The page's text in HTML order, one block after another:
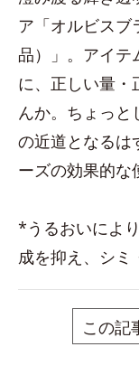
ア「オルビスブ
品）」。アイテ
に、正しい量・
んか。ちょっ
の近道となるは
ーズの効果的な
*うるおいによ
成を抑え、シミ
この記